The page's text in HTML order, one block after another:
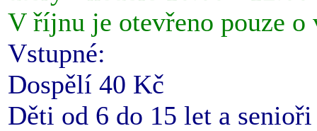
V říjnu je otevřeno pouze o
Vstupné:
Dospělí 40 Kč
Děti od 6 do 15 let a